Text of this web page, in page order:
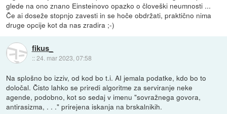
glede na ono znano Einsteinovo opazko o človeški neumnosti ...
Če ai doseže stopnjo zavesti in se hoče obdržati, praktično nima
druge opcije kot da nas zradira ;-)
fikus_
::24. mar 2023, 07:58
Na splošno bo izziv, od kod bo t.i. AI jemala podatke, kdo bo to
določal. Čisto lahko se priredi algoritme za serviranje neke
agende, podobno, kot so sedaj v imenu "sovražnega govora,
antirasizma, . . ." prirejena iskanja na brskalnikih.